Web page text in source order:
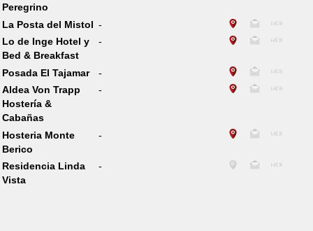
Peregrino
La Posta del Mistol -
Lo de Inge Hotel y
Bed & Breakfast
-
Posada El Tajamar
-
Aldea Von Trapp
Hostería &
Cabañas
-
Hosteria Monte
Berico
-
Residencia Linda
Vista
-